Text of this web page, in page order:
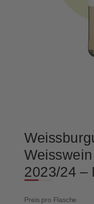
2023/24 –
Preis pro Flasche